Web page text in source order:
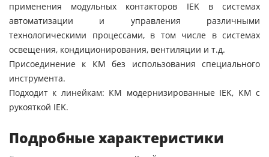
применения модульных контакторов IEK в системах
автоматизации и управления различными
технологическими процессами, в том числе в системах
освещения, кондиционирования, вентиляции и т.д.
Присоединение к КМ без использования специального
инструмента.
Подходит к линейкам: КМ модернизированные IEK, КМ с
рукояткой IEK.
Подробные характеристики